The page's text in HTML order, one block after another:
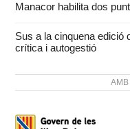
Manacor habilita dos
Sus a la cinquena edició
crítica i autogestió